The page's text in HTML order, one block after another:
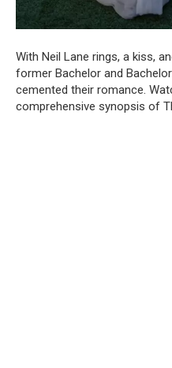
With Neil Lane rings, a kiss,
former Bachelor and
cemented their romance.
comprehensive synopsis of